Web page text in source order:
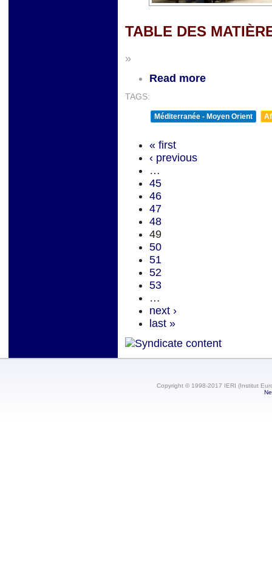
TABLE DES
»
Read more
TAGS:
Méditerranée - Moyen Orient
« first
‹ previous
…
45
46
47
48
49
50
51
52
53
…
next ›
last »
Copyright © 1998-2017 IERI (Institut